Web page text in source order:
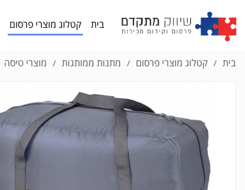
בית קטלוג מוצרי פרסום
בית / קטלוג מוצרי פרסום / מתנות ממותגות / מוצרי טיסה